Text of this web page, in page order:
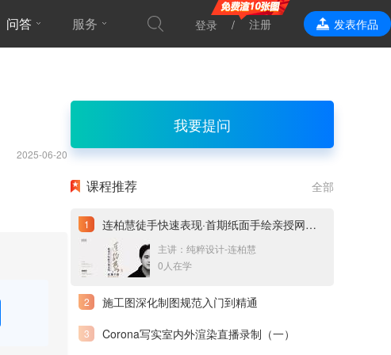
问答 服务
效果表现
登录 注册 发表作品
2025-06-20
我要提问
全部
课程推荐
连柏慧徒手快速表现·首期纸面手绘亲授网络直播课
主讲：纯粹设计-连柏慧
0人在学
施工图深化制图规范入门到精通
Corona写实室内外渲染直播录制（一）